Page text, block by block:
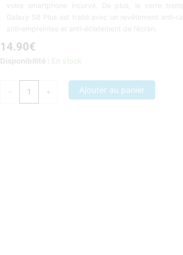
votre smartphone incurvé. De plus, le verre
Galaxy S8 Plus est traité avec un revêtement anti-
anti-empreintes et anti-éclatement de l’écran.
14.90€
Disponibilité : En stock
-
quantité
+ Ajouter au panier